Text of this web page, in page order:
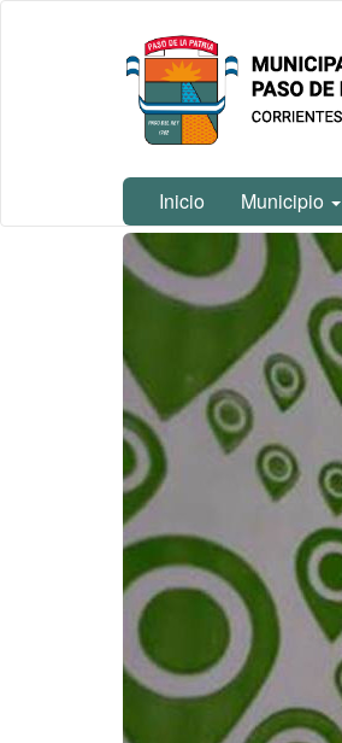
Municipalidad
de Paso De
La Patria
Inicio Municipio
Contenido
principal